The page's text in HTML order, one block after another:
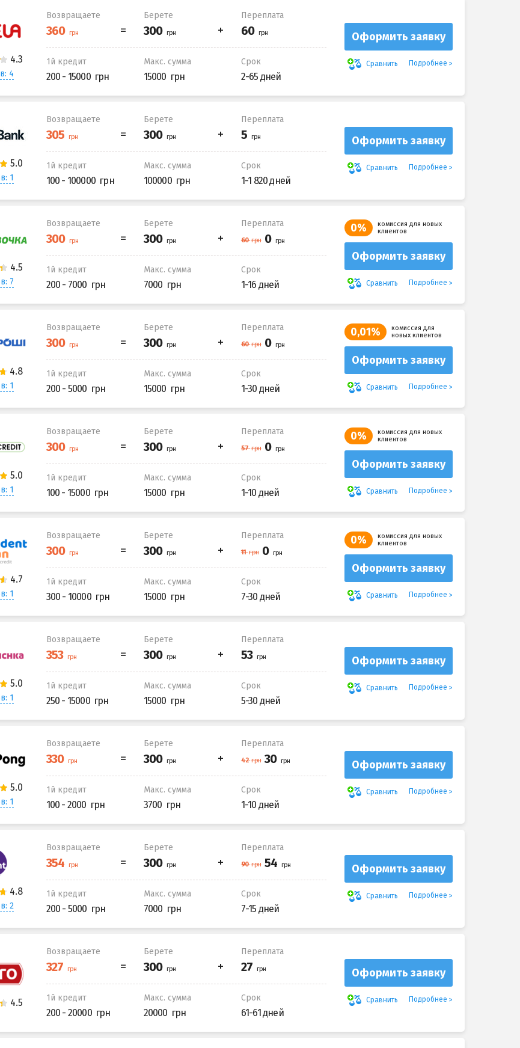
4
Возвращаете Берете Переплата
1й кредит
200 - 15000
Макс. сумма
15000
Срок
2-65 дней
Оформить заявку
Сравнить Подробнее
1
Возвращаете Берете Переплата
1й кредит
100 - 100000
Макс. сумма
100000
Срок
1-1 820 дней
Оформить заявку
Сравнить Подробнее
7
Возвращаете Берете Переплата
1й кредит
200 - 7000
Макс. сумма
7000
Срок
1-16 дней
0%
комиссия для новых
клиентов
Оформить заявку
Сравнить Подробнее
1
Возвращаете Берете Переплата
1й кредит
200 - 5000
Макс. сумма
15000
Срок
1-30 дней
0,01%
комиссия для
новых клиентов
Оформить заявку
Сравнить Подробнее
1
Возвращаете Берете Переплата
1й кредит
100 - 15000
Макс. сумма
15000
Срок
1-10 дней
0%
комиссия для новых
клиентов
Оформить заявку
Сравнить Подробнее
1
Возвращаете Берете Переплата
1й кредит
300 - 10000
Макс. сумма
15000
Срок
7-30 дней
0%
комиссия для новых
клиентов
Оформить заявку
Сравнить Подробнее
1
Возвращаете Берете Переплата
1й кредит
250 - 15000
Макс. сумма
15000
Срок
5-30 дней
Оформить заявку
Сравнить Подробнее
1
Возвращаете Берете Переплата
1й кредит
100 - 2000
Макс. сумма
3700
Срок
1-10 дней
Оформить заявку
Сравнить Подробнее
2
Возвращаете Берете Переплата
1й кредит
200 - 5000
Макс. сумма
7000
Срок
7-15 дней
Оформить заявку
Сравнить Подробнее
Возвращаете Берете Переплата
1й кредит
200 - 20000
Макс. сумма
20000
Срок
61-61 дней
Оформить заявку
Сравнить Подробнее